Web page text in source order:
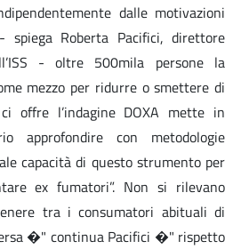
dalle motivazioni
Roberta Pacifici, direttore
- oltre 500mila persone la
mezzo per ridurre o smettere di
offre l’indagine DOXA mette in
approfondire con metodologie
capacità di questo strumento per
ex fumatori”. Non si rilevano
tra i consumatori abituali di
�" continua Pacifici �" rispetto